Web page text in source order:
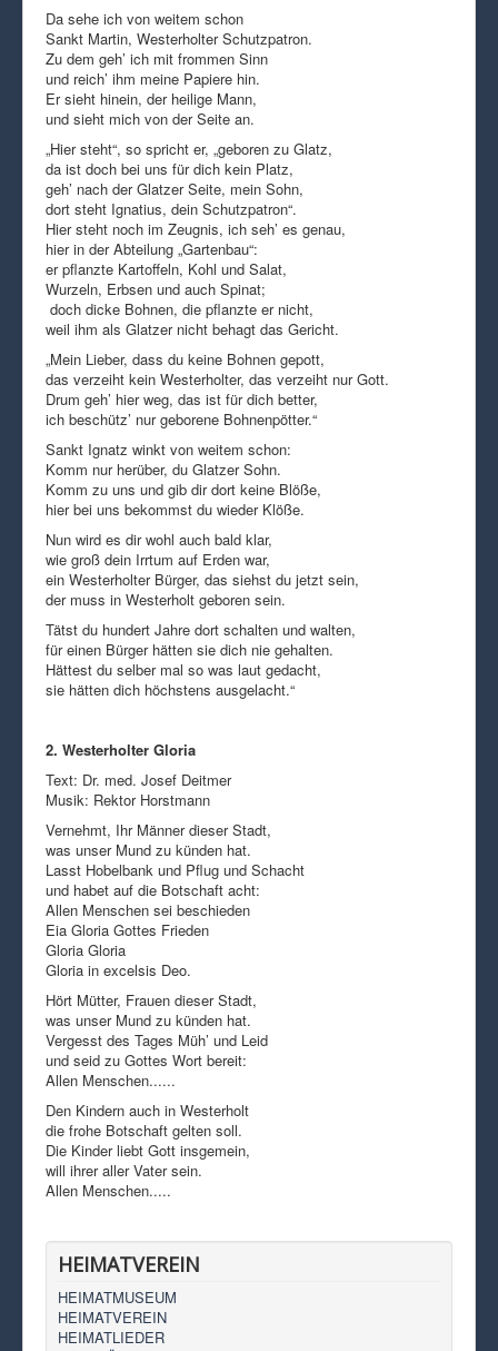
Da sehe ich von weitem schon
Sankt Martin, Westerholter Schutzpatron.
Zu dem geh’ ich mit frommen Sinn
und reich’ ihm meine Papiere hin.
Er sieht hinein, der heilige Mann,
und sieht mich von der Seite an.
„Hier steht“, so spricht er, „geboren zu Glatz,
da ist doch bei uns für dich kein Platz,
geh’ nach der Glatzer Seite, mein Sohn,
dort steht Ignatius, dein Schutzpatron“.
Hier steht noch im Zeugnis, ich seh’ es genau,
hier in der Abteilung „Gartenbau“:
er pflanzte Kartoffeln, Kohl und Salat,
Wurzeln, Erbsen und auch Spinat;
doch dicke Bohnen, die pflanzte er nicht,
weil ihm als Glatzer nicht behagt das Gericht.
„Mein Lieber, dass du keine Bohnen gepott,
das verzeiht kein Westerholter, das verzeiht nur Gott.
Drum geh’ hier weg, das ist für dich better,
ich beschütz’ nur geborene Bohnenpötter.“
Sankt Ignatz winkt von weitem schon:
Komm nur herüber, du Glatzer Sohn.
Komm zu uns und gib dir dort keine Blöße,
hier bei uns bekommst du wieder Klöße.
Nun wird es dir wohl auch bald klar,
wie groß dein Irrtum auf Erden war,
ein Westerholter Bürger, das siehst du jetzt sein,
der muss in Westerholt geboren sein.
Tätst du hundert Jahre dort schalten und walten,
für einen Bürger hätten sie dich nie gehalten.
Hättest du selber mal so was laut gedacht,
sie hätten dich höchstens ausgelacht.“
2. Westerholter Gloria
Text: Dr. med. Josef Deitmer
Musik: Rektor Horstmann
Vernehmt, Ihr Männer dieser Stadt,
was unser Mund zu künden hat.
Lasst Hobelbank und Pflug und Schacht
und habet auf die Botschaft acht:
Allen Menschen sei beschieden
Eia Gloria Gottes Frieden
Gloria Gloria
Gloria in excelsis Deo.
Hört Mütter, Frauen dieser Stadt,
was unser Mund zu künden hat.
Vergesst des Tages Müh’ und Leid
und seid zu Gottes Wort bereit:
Allen Menschen......
Den Kindern auch in Westerholt
die frohe Botschaft gelten soll.
Die Kinder liebt Gott insgemein,
will ihrer aller Vater sein.
Allen Menschen.....
HEIMATVEREIN
HEIMATMUSEUM
HEIMATVEREIN
HEIMATLIEDER